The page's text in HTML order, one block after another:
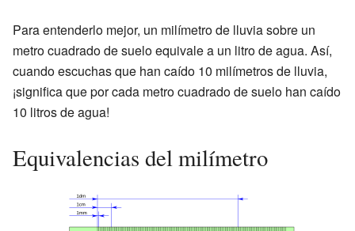
Para entenderlo mejor, un milímetro de lluvia sobre un
metro cuadrado de suelo equivale a un litro de agua. Así,
cuando escuchas que han caído 10 milímetros de lluvia,
¡significa que por cada metro cuadrado de suelo han caído
10 litros de agua!
Equivalencias del milímetro